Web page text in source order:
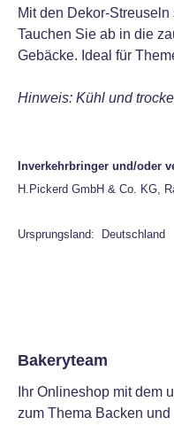
Mit den Dekor-
Tauchen Sie ab in die
Gebäcke. Ideal für
Hinweis: Kühl und
Inverkehrbringer und/oder
H.Pickerd GmbH & Co. KG,
Ursprungsland: Deutschland
Bakeryteam
Ihr Onlineshop mit dem
zum Thema Backen und